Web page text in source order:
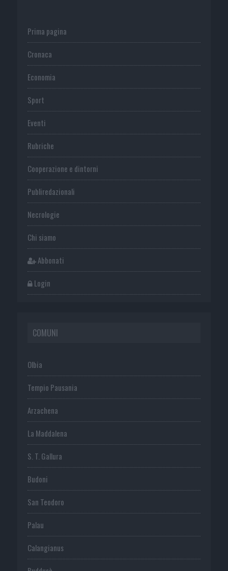
Prima pagina
Cronaca
Economia
Sport
Eventi
Rubriche
Cooperazione e dintorni
Publiredazionali
Necrologie
Chi siamo
Abbonati
Login
COMUNI
Olbia
Tempio Pausania
Arzachena
La Maddalena
S. T. Gallura
Budoni
San Teodoro
Palau
Calangianus